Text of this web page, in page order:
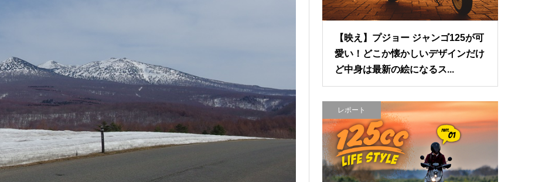
【映え】プジョー ジャンゴ125が可
愛い！どこか懐かしいデザインだけ
ど中身は最新の絵になるス...
レポート